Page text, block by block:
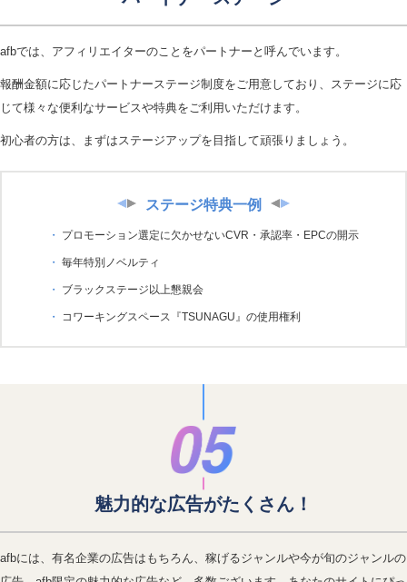
afbでは、アフィリエイターのことをパートナーと呼んでいます。
報酬金額に応じたパートナーステージ制度をご用意しており、ステージに応
じて様々な便利なサービスや特典をご利用いただけます。
初心者の方は、まずはステージアップを目指して頑張りましょう。
ステージ特典一例
プロモーション選定に欠かせないCVR・承認率・EPCの開示
毎年特別ノベルティ
ブラックステージ以上懇親会
コワーキングスペース『TSUNAGU』の使用権利
魅力的な広告がたくさん！
afbには、有名企業の広告はもちろん、稼げるジャンルや今が旬のジャンルの